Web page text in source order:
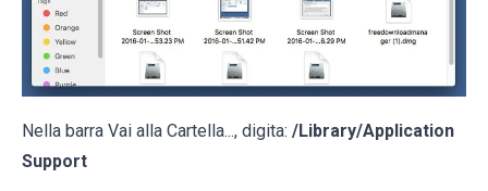
Nella barra Vai alla Cartella..., digita: /Library/Application
Support